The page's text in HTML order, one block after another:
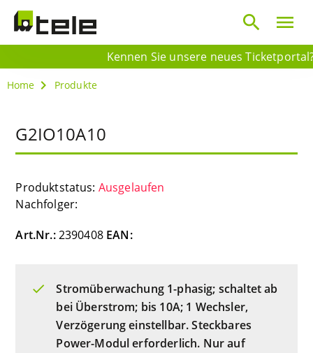
Kennen Sie unsere neues
menu
search
Home Produkte
G2IO10A10
Produktstatus: Ausgelaufen
Nachfolger:
Art.Nr.:2390408 EAN:
Stromüberwachung 1-phasig; schaltet ab
bei Überstrom; bis 10A; 1 Wechsler,
Verzögerung einstellbar. Steckbares
Power-Modul erforderlich. Nur auf